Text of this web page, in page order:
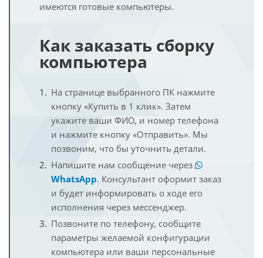
имеются готовые компьютеры.
Как заказать сборку
компьютера
На странице выбранного ПК нажмите
кнопку «Купить в 1 клик». Затем
укажите ваши ФИО, и номер телефона
и нажмите кнопку «Отправить». Мы
позвоним, что бы уточнить детали.
Напишите нам сообщение через
WhatsApp. Консультант оформит заказ
и будет информировать о ходе его
исполнения через мессенджер.
Позвоните по телефону, сообщите
параметры желаемой конфигурации
компьютера или ваши персональные